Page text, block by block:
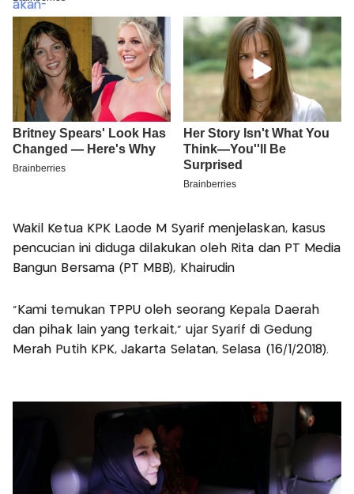
Wakil Ketua KPK Laode M Syarif menjelaskan, kasus
pencucian ini diduga dilakukan oleh Rita dan PT ‎Media
Bangun Bersama (PT MBB), Khairudin
"Kami temukan TPPU oleh seorang Kepala Daerah
dan pihak lain yang terkait," ujar Syarif di Gedung
Merah Putih KPK, Jakarta Selatan, Selasa (16/1/2018).